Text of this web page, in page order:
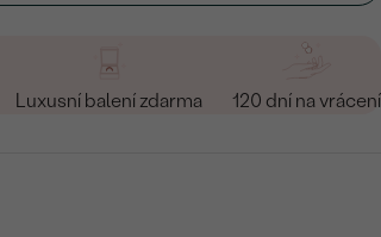
Luxusní balení zdarma 120 dní na vrácení